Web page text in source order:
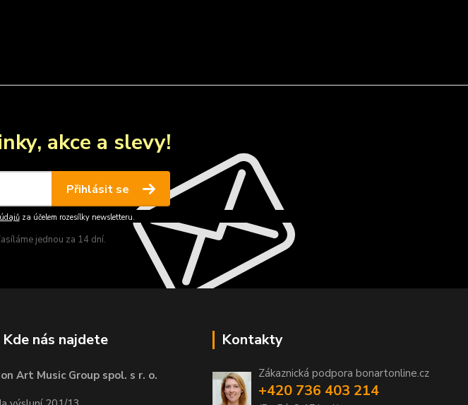
akce a slevy!
Přihlásit se
za účelem rozesílky newsletteru.
jednou za 14 dní.
Kde nás najdete
Art Music Group spol. s r. o.
Kontakty
Zákaznická podpora bonartonline.cz
+420 736 403 214